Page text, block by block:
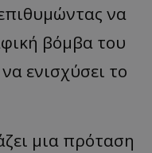
να
βόμβα του
ενισχύσει το
μια πρόταση